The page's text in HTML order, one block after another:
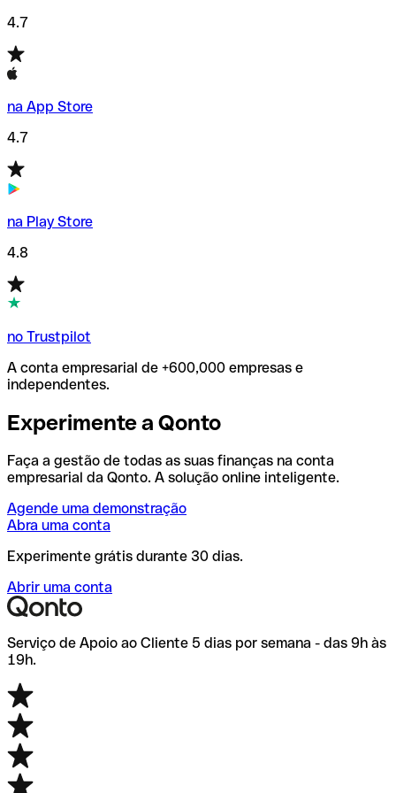
4.7
na App Store
4.7
na Play Store
4.8
no Trustpilot
A conta empresarial de +600,000 empresas e
independentes.
Experimente a Qonto
Faça a gestão de todas as suas finanças na conta
empresarial da Qonto. A solução online inteligente.
Agende uma demonstração
Abra uma conta
Experimente grátis durante 30 dias.
Abrir uma conta
Serviço de Apoio ao Cliente 5 dias por semana - das 9h às
19h.